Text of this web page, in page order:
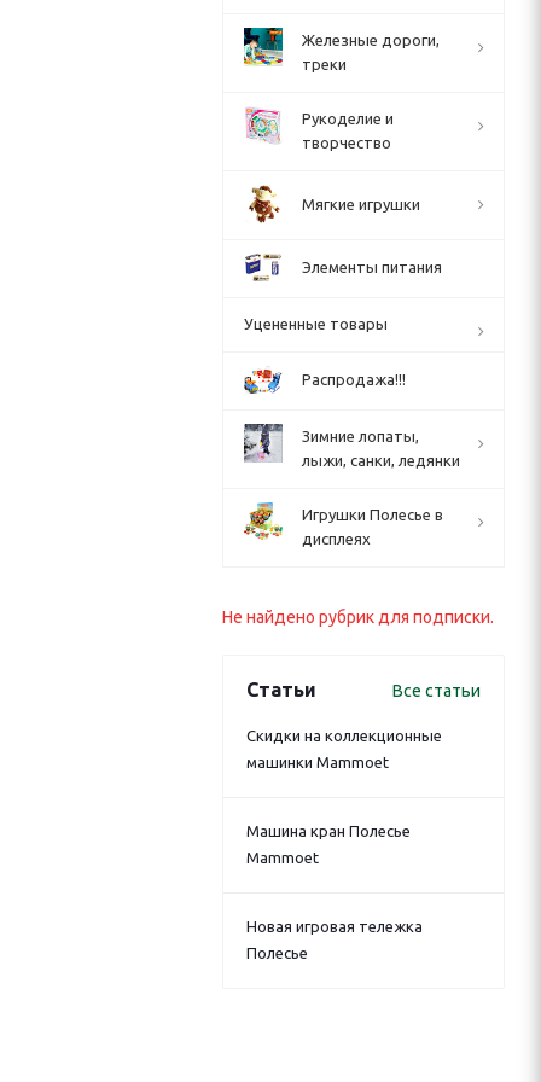
Железные дороги,
треки
Рукоделие и
творчество
Мягкие игрушки
Элементы питания
Уцененные товары
Распродажа!!!
Зимние лопаты,
лыжи, санки, ледянки
Игрушки Полесье в
дисплеях
Не найдено рубрик для подписки.
Статьи Все статьи
Скидки на коллекционные
машинки Mammoet
Машина кран Полесье
Mammoet
Новая игровая тележка
Полесье